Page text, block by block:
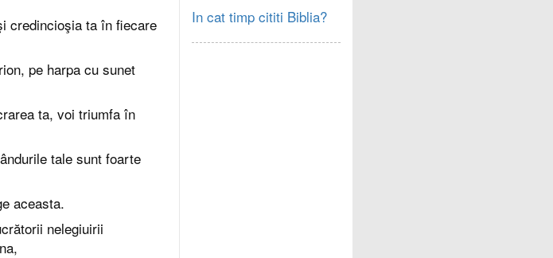
credincioşia ta în fiecare
pe harpa cu sunet
ta, voi triumfa în
tale sunt foarte
aceasta.
nelegiuirii
In cat timp cititi Biblia?